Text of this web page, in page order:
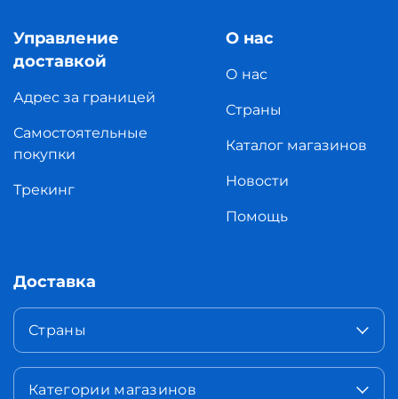
Управление
доставкой
Адрес за границей
Самостоятельные
покупки
Трекинг
О нас
О нас
Страны
Каталог магазинов
Новости
Помощь
Доставка
Страны
Категории магазинов